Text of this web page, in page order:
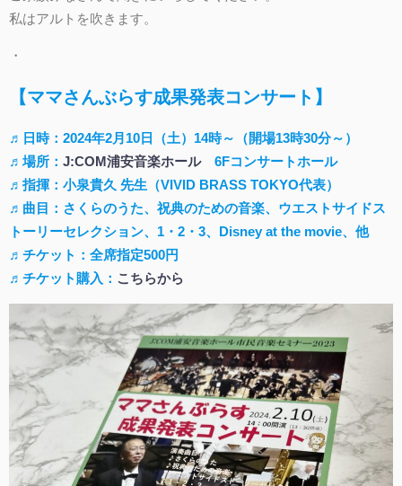
私はアルトを吹きます。
・
【ママさんぶらす成果発表コンサート】
♬日時：2024年2月10日（土）14時～（開場13時30分～）
♬場所： J:COM浦安音楽ホール6Fコンサートホール
♬指揮：小泉貴久 先生（VIVID BRASS TOKYO代表）
♬曲目：さくらのうた、祝典のための音楽、ウエストサイドス
トーリーセレクション、1・2・3、Disney at the movie、他
♬チケット：全席指定500円
♬チケット購入： こちらから